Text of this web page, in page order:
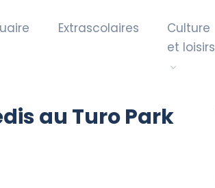
Extrascolaires
Culture
et loisirs
au Turo Park